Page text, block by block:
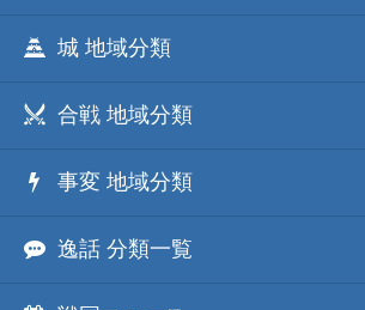
城 地域分類
合戦 地域分類
事変 地域分類
逸話 分類一覧